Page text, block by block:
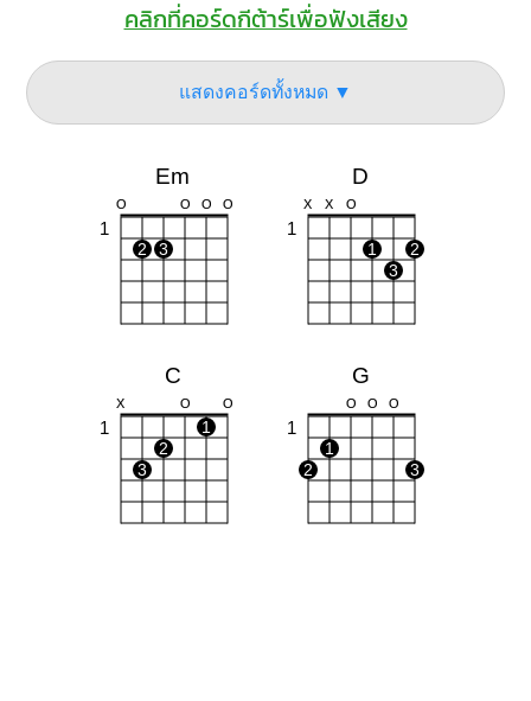
คลิกที่คอร์ดกีต้าร์เพื่อฟังเสียง
แสดงคอร์ดทั้งหมด ▼
Em
O O O O
1
2 3
D
X X O
1
1
2
3
C
X O O
1
1
2
3
G
O O O
1
1
2
3